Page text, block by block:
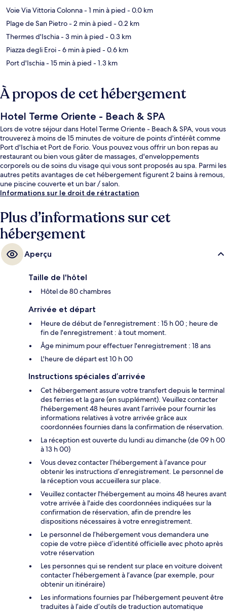
Voie Via Vittoria Colonna- 1 min à pied - 0.0 km
Plage de San Pietro- 2 min à pied - 0.2 km
Thermes d'Ischia- 3 min à pied - 0.3 km
Piazza degli Eroi- 6 min à pied - 0.6 km
Port d'Ischia- 15 min à pied - 1.3 km
À propos de cet hébergement
Hotel Terme Oriente - Beach & SPA
Lors de votre séjour dans Hotel Terme Oriente - Beach & SPA, vous vous
trouverez à moins de 15 minutes de voiture de points d'intérêt comme
Port d'Ischia et Port de Forio. Vous pouvez vous offrir un bon repas au
restaurant ou bien vous gâter de massages, d'enveloppements
corporels ou de soins du visage qui vous sont proposés au spa. Parmi les
autres petits avantages de cet hébergement figurent 2 bains à remous,
une piscine couverte et un bar / salon.
Informations sur le droit de rétractation
Plus d’informations sur cet
hébergement
Aperçu
Taille de l'hôtel
Hôtel de 80 chambres
Arrivée et départ
Heure de début de l'enregistrement : 15 h 00 ; heure de
fin de l'enregistrement : à tout moment.
Âge minimum pour effectuer l'enregistrement : 18 ans
L'heure de départ est 10 h 00
Instructions spéciales d’arrivée
Cet hébergement assure votre transfert depuis le terminal
des ferries et la gare (en supplément). Veuillez contacter
l'hébergement 48 heures avant l’arrivée pour fournir les
informations relatives à votre arrivée grâce aux
coordonnées fournies dans la confirmation de réservation.
La réception est ouverte du lundi au dimanche (de 09 h 00
à 13 h 00)
Vous devez contacter l’hébergement à l’avance pour
obtenir les instructions d’enregistrement. Le personnel de
la réception vous accueillera sur place.
Veuillez contacter l'hébergement au moins 48 heures avant
votre arrivée à l'aide des coordonnées indiquées sur la
confirmation de réservation, afin de prendre les
dispositions nécessaires à votre enregistrement.
Le personnel de l’hébergement vous demandera une
copie de votre pièce d’identité officielle avec photo après
votre réservation
Les personnes qui se rendent sur place en voiture doivent
contacter l’hébergement à l’avance (par exemple, pour
obtenir un itinéraire)
Les informations fournies par l’hébergement peuvent être
traduites à l’aide d’outils de traduction automatique